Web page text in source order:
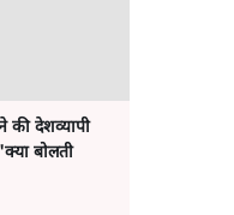
की देशव्यापी
बोलती